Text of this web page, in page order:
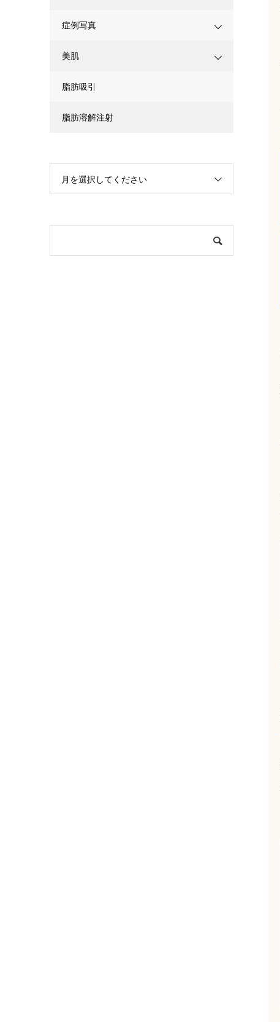
症例写真
美肌
脂肪吸引
脂肪溶解注射
月を選択してください